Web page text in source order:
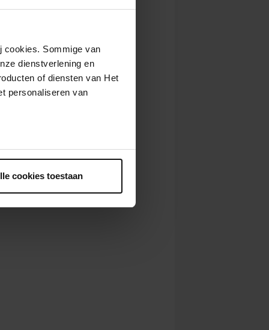
cookies. Sommige van
dienstverlening en
of diensten van Het
personaliseren van
cookies toestaan